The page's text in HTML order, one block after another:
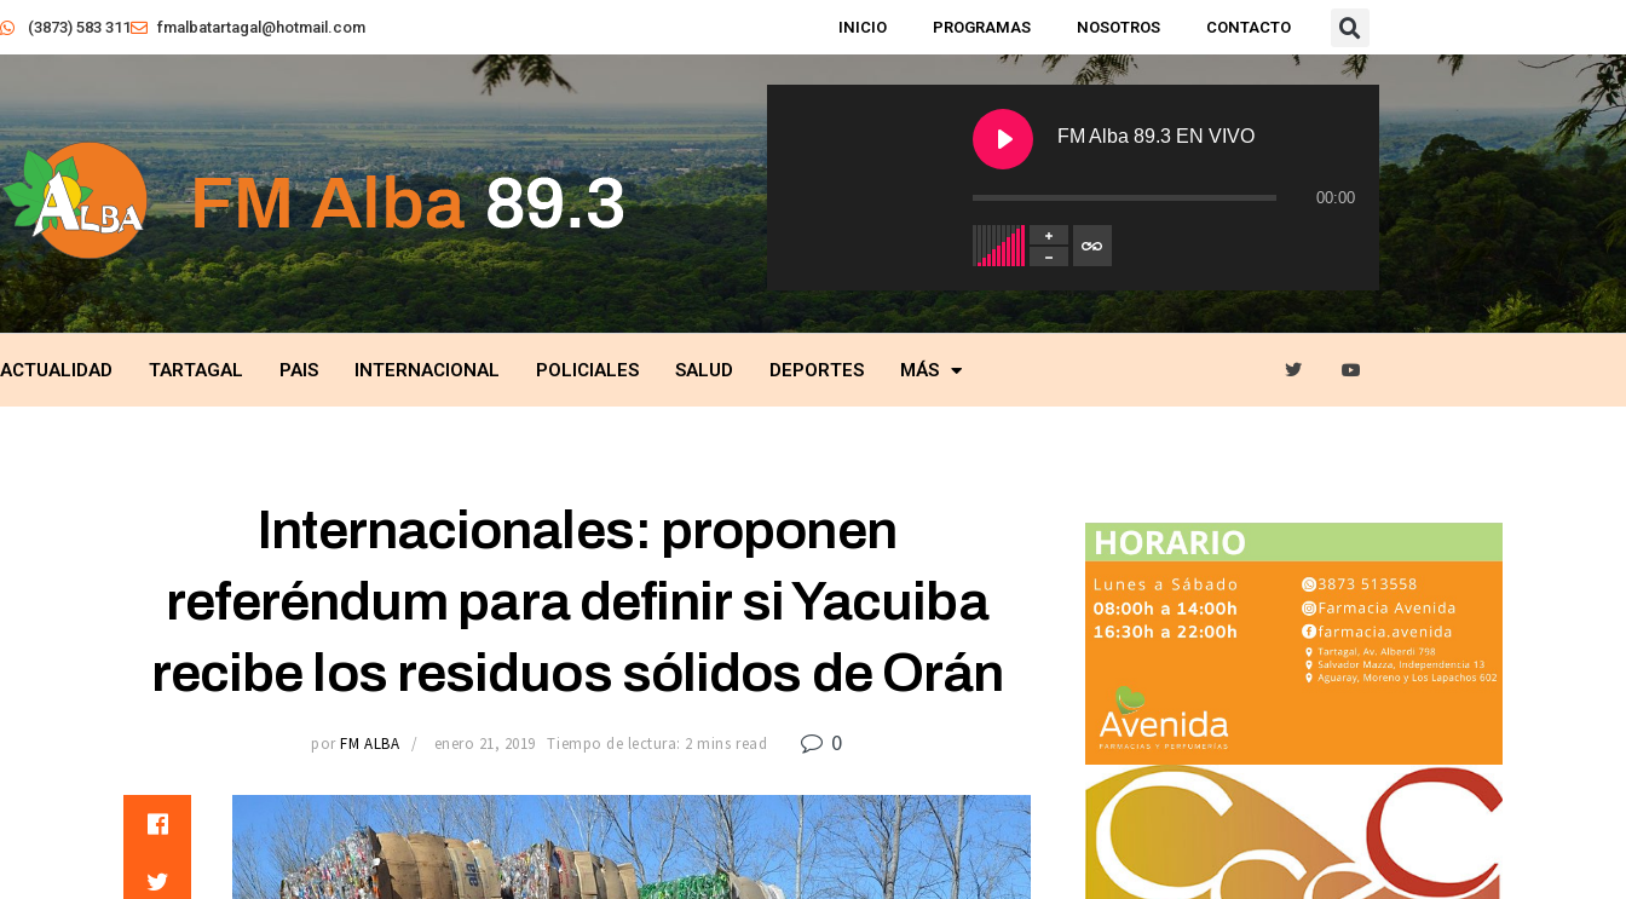
(3873) 583 311 fmalbatartagal@hotmail.com INICIO PROGRAMAS NOSOTROS CONTACTO
FM Alba 89.3 EN VIVO
00:00
ACTUALIDAD TARTAGAL PAIS INTERNACIONAL POLICIALES SALUD DEPORTES MÁS
Internacionales: proponen
referéndum para definir si Yacuiba
recibe los residuos sólidos de Orán
por FM ALBA enero 21, 2019 Tiempo de lectura: 2 mins read 0